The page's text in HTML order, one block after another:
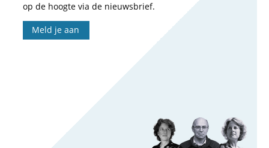
op de hoogte via de nieuwsbrief.
Meld je aan